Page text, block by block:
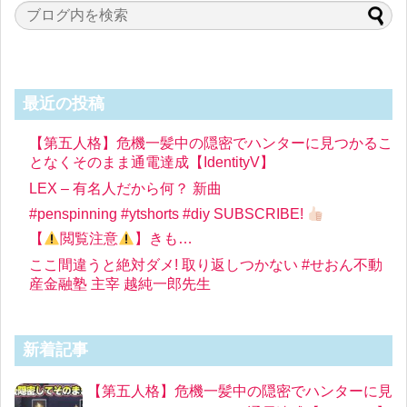
最近の投稿
【第五人格】危機一髪中の隠密でハンターに見つかるこ
となくそのまま通電達成【IdentityV】
LEX – 有名人だから何？ 新曲
#penspinning #ytshorts #diy SUBSCRIBE!
【
閲覧注意
】きも…
ここ間違うと絶対ダメ! 取り返しつかない #せおん不動
産金融塾 主宰 越純一郎先生
新着記事
【第五人格】危機一髪中の隠密でハンターに見